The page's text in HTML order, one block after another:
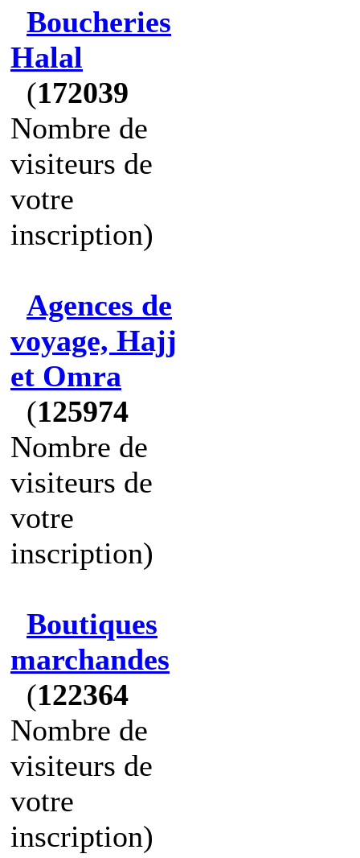
Boucheries
Halal
(172039
Nombre de
visiteurs de
votre
inscription)
Agences de
voyage, Hajj
et Omra
(125974
Nombre de
visiteurs de
votre
inscription)
Boutiques
marchandes
(122364
Nombre de
visiteurs de
votre
inscription)